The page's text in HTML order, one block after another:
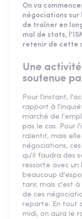
On va
négociations sur
de traîner en
mal de stats,
retenir de cette
Une
soutenue
Pour l'instant,
rapport à
marché de
pas le cas. Pour
ralentit, mais
négociations,
qu'il faudra des
ressorte avec un
beaucoup
tarir, mais c'est
de ces
reparte. En tout
midi, on aura le